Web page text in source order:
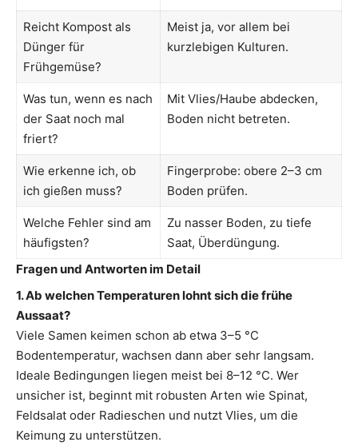
Reicht Kompost als
Dünger für
Frühgemüse?
Meist ja, vor allem bei
kurzlebigen Kulturen.
Was tun, wenn es nach
der Saat noch mal
friert?
Mit Vlies/Haube abdecken,
Boden nicht betreten.
Wie erkenne ich, ob
ich gießen muss?
Fingerprobe: obere 2–3 cm
Boden prüfen.
Welche Fehler sind am
häufigsten?
Zu nasser Boden, zu tiefe
Saat, Überdüngung.
Fragen und Antworten im Detail
1. Ab welchen Temperaturen lohnt sich die frühe
Aussaat?
Viele Samen keimen schon ab etwa 3–5 °C
Bodentemperatur, wachsen dann aber sehr langsam.
Ideale Bedingungen liegen meist bei 8–12 °C. Wer
unsicher ist, beginnt mit robusten Arten wie Spinat,
Feldsalat oder Radieschen und nutzt Vlies, um die
Keimung zu unterstützen.